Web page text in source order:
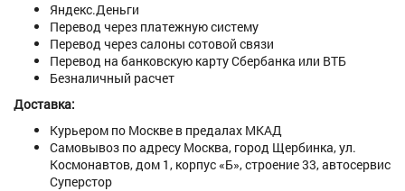
Яндекс.Деньги
Перевод через платежную систему
Перевод через салоны сотовой связи
Перевод на банковскую карту Сбербанка или ВТБ
Безналичный расчет
Доставка:
Курьером по Москве в предалах МКАД
Самовывоз по адресу Москва, город Щербинка, ул.
Космонавтов, дом 1, корпус «Б», строение 33, автосервис
Суперстор